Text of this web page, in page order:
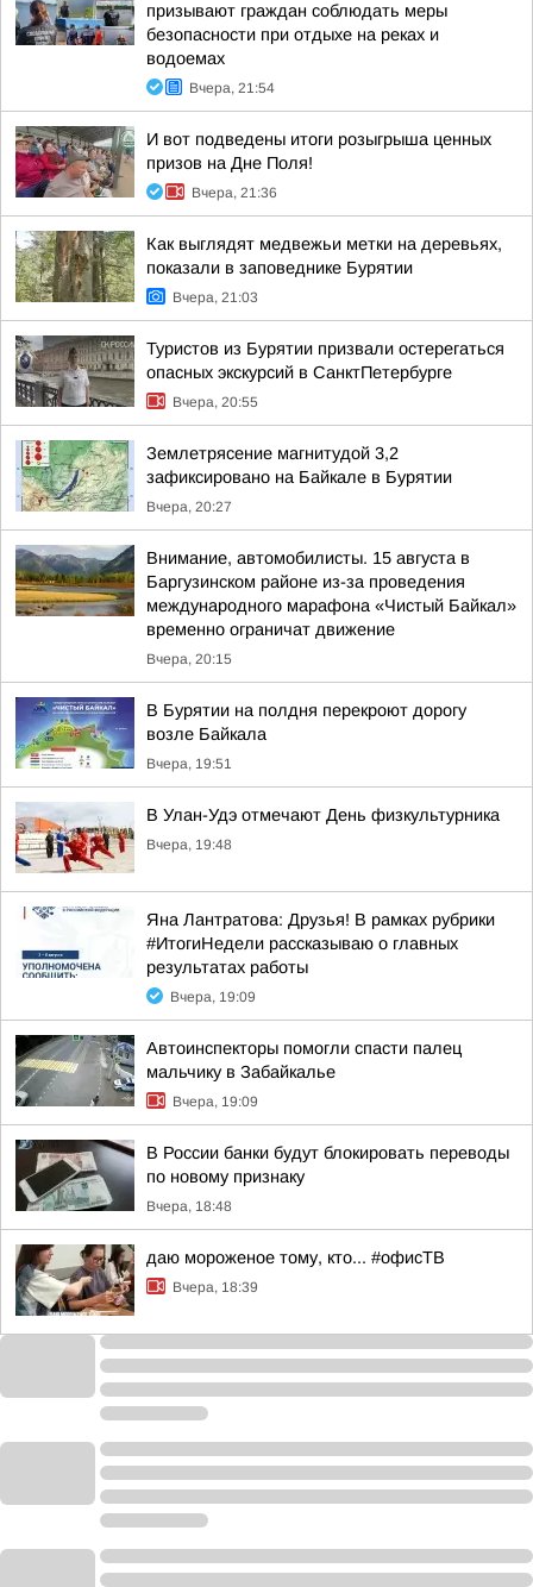
призывают граждан соблюдать меры
безопасности при отдыхе на реках и
водоемах
Вчера, 21:54
И вот подведены итоги розыгрыша ценных
призов на Дне Поля!
Вчера, 21:36
Как выглядят медвежьи метки на деревьях,
показали в заповеднике Бурятии
Вчера, 21:03
Туристов из Бурятии призвали остерегаться
опасных экскурсий в СанктПетербурге
Вчера, 20:55
Землетрясение магнитудой 3,2
зафиксировано на Байкале в Бурятии
Вчера, 20:27
Внимание, автомобилисты. 15 августа в
Баргузинском районе из-за проведения
международного марафона «Чистый Байкал»
временно ограничат движение
Вчера, 20:15
В Бурятии на полдня перекроют дорогу
возле Байкала
Вчера, 19:51
В Улан-Удэ отмечают День физкультурника
Вчера, 19:48
Яна Лантратова: Друзья! В рамках рубрики
#ИтогиНедели рассказываю о главных
результатах работы
Вчера, 19:09
Автоинспекторы помогли спасти палец
мальчику в Забайкалье
Вчера, 19:09
В России банки будут блокировать переводы
по новому признаку
Вчера, 18:48
даю мороженое тому, кто... #офисТВ
Вчера, 18:39